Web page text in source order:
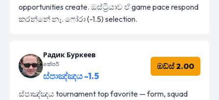
opportunities create. ඔස්ට්‍රියාව ඒ game pace respond
කරන්නේ නෑ. ෆෝරා (-1.5) selection.
Радик Буркеев
කේපර්
ස්පාඤ්ඤය -1.5
ඔඩ්ස් 2.00
ස්පාඤ්ඤය tournament top favorite — form, squad